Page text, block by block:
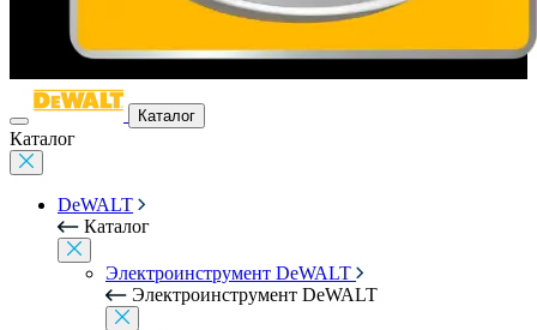
Каталог
Каталог
DeWALT
Каталог
Электроинструмент DeWALT
Электроинструмент DeWALT